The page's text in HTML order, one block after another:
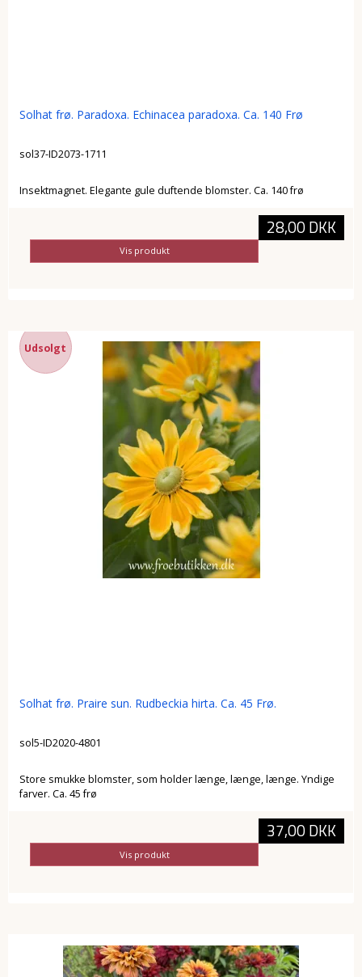
Solhat frø. Paradoxa. Echinacea paradoxa. Ca. 140 Frø
sol37-ID2073-1711
Insektmagnet. Elegante gule duftende blomster. Ca. 140 frø
28,00 DKK
Vis produkt
Udsolgt
Solhat frø. Praire sun. Rudbeckia hirta. Ca. 45 Frø.
sol5-ID2020-4801
Store smukke blomster, som holder længe, længe, længe. Yndige
farver. Ca. 45 frø
37,00 DKK
Vis produkt